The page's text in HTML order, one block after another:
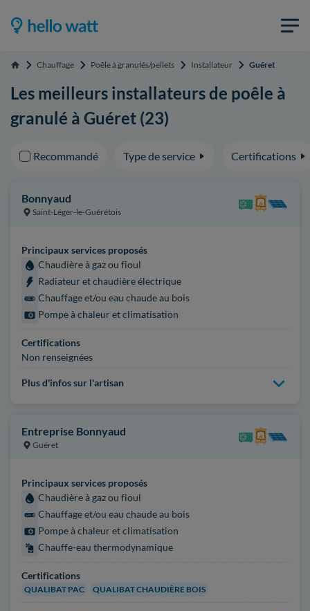
Accueil Chauffage Poêle à granulés/pellets Installateur Guéret
Les meilleurs installateurs de poêle à
granulé à Guéret (23)
Recommandé Type de service Certifications
Bonnyaud
Saint-Léger-le-Guérétois
Principaux services proposés
Chaudière à gaz ou fioul
Radiateur et chaudière électrique
Chauffage et/ou eau chaude au bois
Pompe à chaleur et climatisation
Certifications
Non renseignées
Plus d'infos sur l'artisan
Entreprise Bonnyaud
Guéret
Principaux services proposés
Chaudière à gaz ou fioul
Chauffage et/ou eau chaude au bois
Pompe à chaleur et climatisation
Chauffe-eau thermodynamique
Certifications
QUALIBAT PAC QUALIBAT CHAUDIÈRE BOIS